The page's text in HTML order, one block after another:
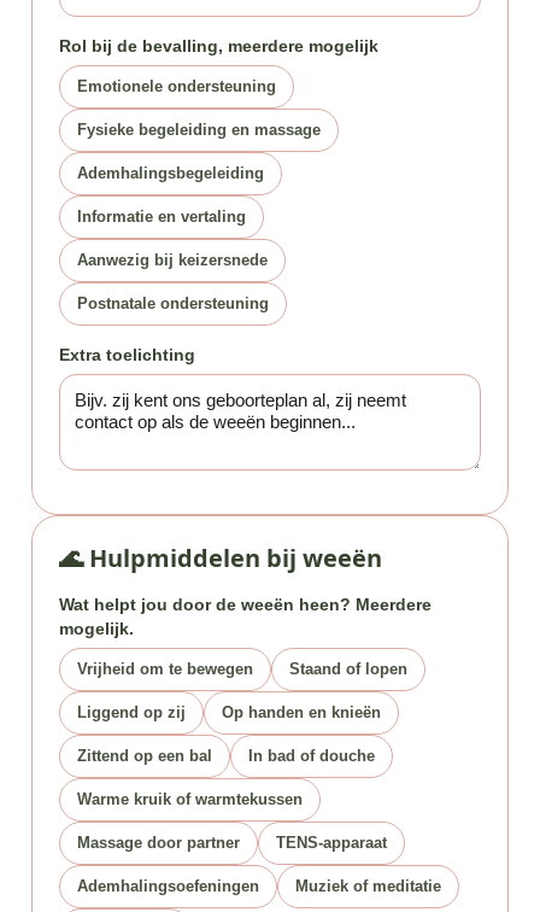
Rol bij de bevalling, meerdere mogelijk
Emotionele ondersteuning
Fysieke begeleiding en massage
Ademhalingsbegeleiding
Informatie en vertaling
Aanwezig bij keizersnede
Postnatale ondersteuning
Extra toelichting
🌊 Hulpmiddelen bij weeën
Wat helpt jou door de weeën heen? Meerdere
mogelijk.
Vrijheid om te bewegen Staand of lopen
Liggend op zij Op handen en knieën
Zittend op een bal In bad of douche
Warme kruik of warmtekussen
Massage door partner TENS-apparaat
Ademhalingsoefeningen Muziek of meditatie